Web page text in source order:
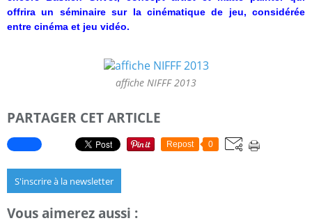
offrira un séminaire sur la cinématique de jeu, considérée
entre cinéma et jeu vidéo.
affiche NIFFF 2013
PARTAGER CET ARTICLE
Repost 0
S'inscrire à la newsletter
Vous aimerez aussi :